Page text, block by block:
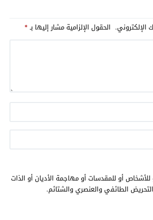
الإلكتروني. الحقول الإلزامية مشار إليها بـ*
للأشخاص أو للمقدسات أو مهاجمة الأديان أو الذات
التحريض الطائفي والعنصري والشتائم.